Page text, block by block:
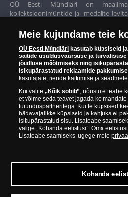
OÜ Eesti Mündiäri on
kollektsioonimüntide ja -medalite
Euroopa ühel suuremal
Group" on allüksused 14 Euroopa
Norra vanim, endine riiklik rahapaja,
aastast. Norra mündikoda valmistab
teiste riikide münte ning vermib igal
OÜ Eesti Mündiäri spetsialistid
külastades näitusi ja oksjoneid kogu
ettevõte oma klientidele ainult
© Copyright 2026 - OÜ Eesti
Meie kujundame teie
OÜ Eesti Mündiäri kasutab küpsiseid
saitide usaldusväärsuse ja
jõudluse mõõtmiseks ning
isikupärastatud reklaamide
kasutajate, nende käitumise ja
Kui valite „Kõik sobib”, nõustute teabe
et võime seda teavet jagada
turunduspartneritega. Kui te küpsised
hädavajalikke küpsiseid ja kahjuks ei
isikupärastatud sisu. Lisateabe
valige „Kohanda eelistusi”. Oma
Lisateabe saamiseks lugege meie
Kohanda